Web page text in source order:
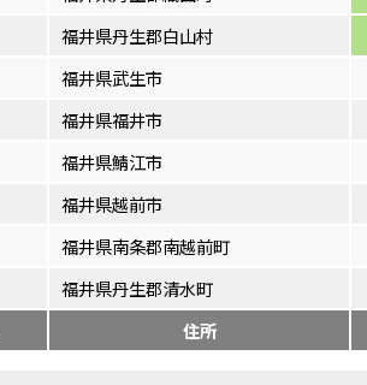
福井県丹生郡白山村
福井県武生市
福井県福井市
福井県鯖江市
福井県越前市
福井県南条郡南越前町
福井県丹生郡清水町
住所